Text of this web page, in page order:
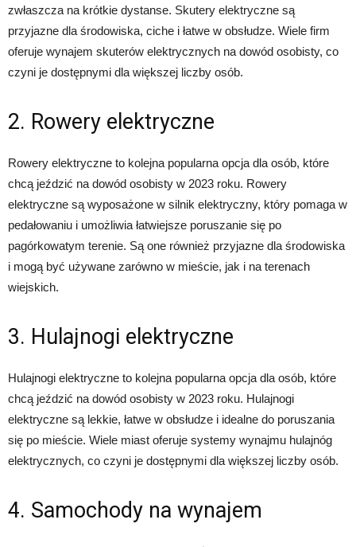
zwłaszcza na krótkie dystanse. Skutery elektryczne są
przyjazne dla środowiska, ciche i łatwe w obsłudze. Wiele firm
oferuje wynajem skuterów elektrycznych na dowód osobisty, co
czyni je dostępnymi dla większej liczby osób.
2. Rowery elektryczne
Rowery elektryczne to kolejna popularna opcja dla osób, które
chcą jeździć na dowód osobisty w 2023 roku. Rowery
elektryczne są wyposażone w silnik elektryczny, który pomaga w
pedałowaniu i umożliwia łatwiejsze poruszanie się po
pagórkowatym terenie. Są one również przyjazne dla środowiska
i mogą być używane zarówno w mieście, jak i na terenach
wiejskich.
3. Hulajnogi elektryczne
Hulajnogi elektryczne to kolejna popularna opcja dla osób, które
chcą jeździć na dowód osobisty w 2023 roku. Hulajnogi
elektryczne są lekkie, łatwe w obsłudze i idealne do poruszania
się po mieście. Wiele miast oferuje systemy wynajmu hulajnóg
elektrycznych, co czyni je dostępnymi dla większej liczby osób.
4. Samochody na wynajem